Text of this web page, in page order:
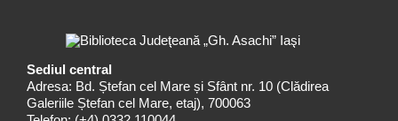
Sediul central
Adresa: Bd. Ștefan cel Mare și Sfânt nr. 10 (Clădirea
Galeriile Ștefan cel Mare, etaj), 700063